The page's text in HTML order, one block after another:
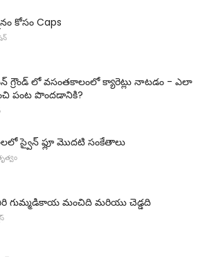
కోసం Caps
గ్రౌండ్ లో వసంతకాలంలో క్యారెట్లు నాటడం - ఎలా
పంట పొందడానికి?
స్వైన్ ఫ్లూ మొదటి సంకేతాలు
గుమ్మడికాయ మంచిది మరియు చెడ్డది